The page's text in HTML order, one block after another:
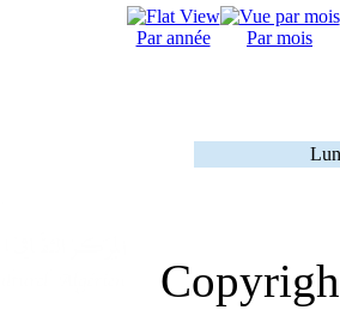
Par année Par mois